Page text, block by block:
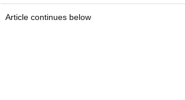
Article continues below